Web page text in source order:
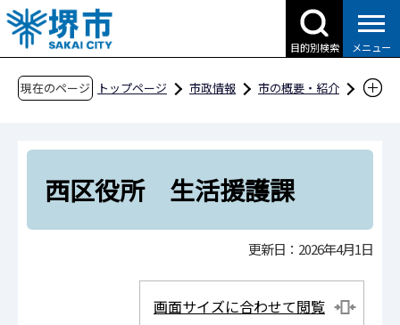
こ
の
ペ
目的別検索 メニュー
現在のページ トップページ 市政情報
市の概要・紹介
西保健福祉総合センター
西区役所 生活援護課
西区役所 生活援護課
更新日：2026年4月1日
画面サイズに合わせて閲覧